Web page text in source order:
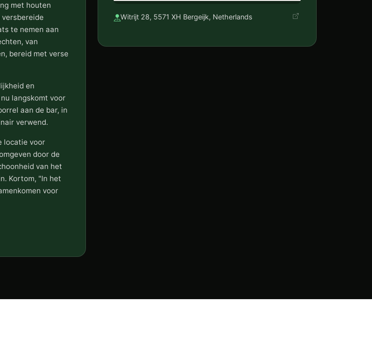
met houten
te nemen aan
van
bereid met verse
en
langskomt voor
aan de bar, in
verwend.
locatie voor
door de
van het
Kortom, "In het
voor
Witrijt 28, 5571 XH Bergeijk, Netherlands